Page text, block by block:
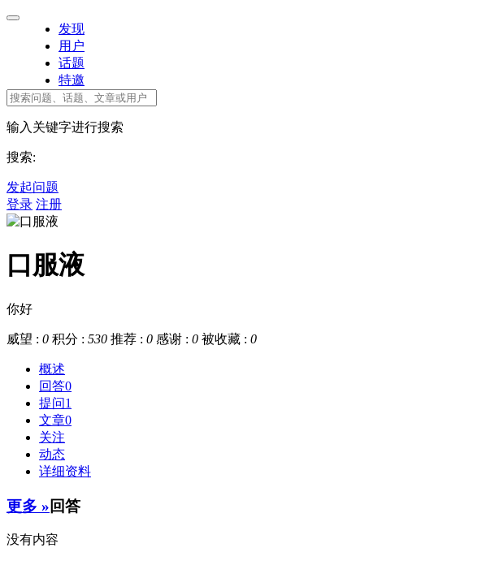
发现
用户
话题
特邀
输入关键字进行搜索
搜索:
发起问题
登录 注册
口服液
你好
威望 : 0 积分 : 530 推荐 : 0 感谢 : 0 被收藏 : 0
概述
回答0
提问1
文章0
关注
动态
详细资料
更多 »回答
没有内容